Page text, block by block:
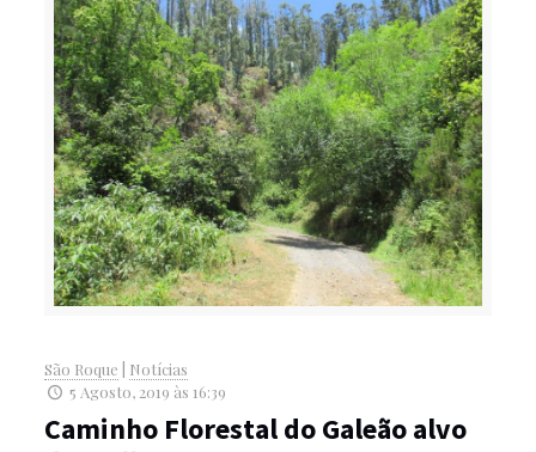
São Roque
Notícias
5 Agosto, 2019 às 16:39
Caminho Florestal do Galeão alvo